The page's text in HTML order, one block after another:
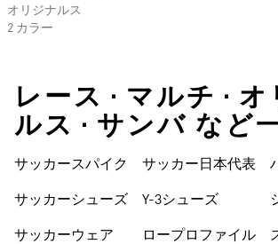
オリジナルス
2 カラー
レース • マルチ •
ルス • サンバ など
サッカースパイク
サッカーシューズ
サッカーウェア
サッカー日本代表
Y-3シューズ
ロープロファイル